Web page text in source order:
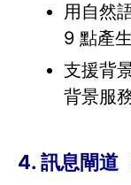
用自然
9 點產
支援背
背景服
4. 訊息閘道